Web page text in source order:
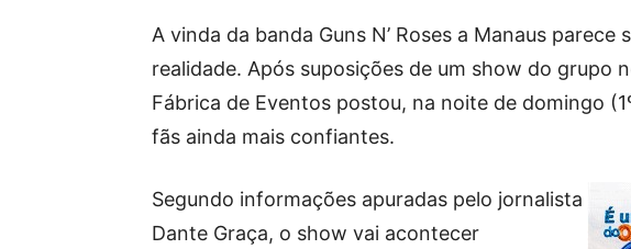
A vinda da banda Guns N’ Roses a Manaus parece
realidade. Após suposições de um show do grupo
Fábrica de Eventos postou, na noite de domingo
fãs ainda mais confiantes.
Segundo informações apuradas pelo jornalista
Dante Graça, o show vai acontecer